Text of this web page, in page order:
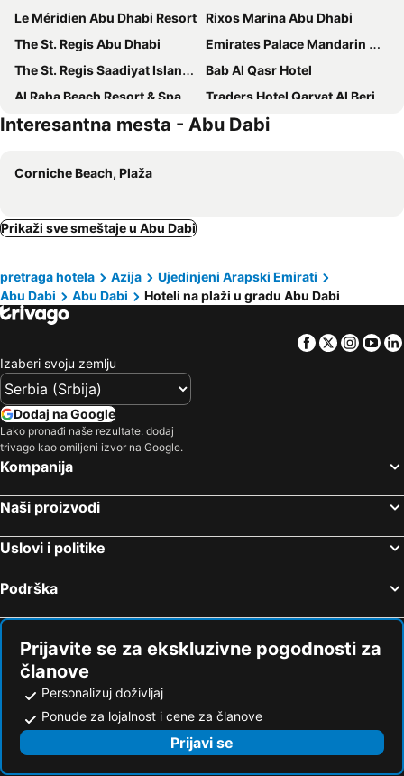
Le Méridien Abu Dhabi Resort Rixos Marina Abu Dhabi
The St. Regis Abu Dhabi
Emirates Palace Mandarin Oriental, Abu Dhabi
The St. Regis Saadiyat Island Resort, Abu Dhabi
Bab Al Qasr Hotel
Al Raha Beach Resort & Spa
Traders Hotel Qaryat Al Beri by Shangri-la
Yas Plaza Mangroves by IHG
Staybridge Suites Abu Dhabi - Yas Island By Ihg
ibis Abu Dhabi Gate
Grand Hyatt Abu Dhabi Hotel & Residences Emirates Pearl
Yas Plaza Circuit by IHG
Zaya Nurai Island
Interesantna mesta - Abu Dabi
Corniche Beach, Plaža
Prikaži sve smeštaje u Abu Dabi
pretraga hotela Azija
Ujedinjeni Arapski Emirati
Abu Dabi
Abu Dabi Hoteli na plaži u gradu Abu Dabi
Facebook
Twitter
Izaberi svoju zemlju
Dodaj na Google
Lako pronađi naše rezultate: dodaj
trivago kao omiljeni izvor na Google.
Kompanija
Naši proizvodi
Uslovi i politike
Podrška
Prijavite se za ekskluzivne pogodnosti za
članove
Personalizuj doživljaj
Ponude za lojalnost i cene za članove
Prijavi se